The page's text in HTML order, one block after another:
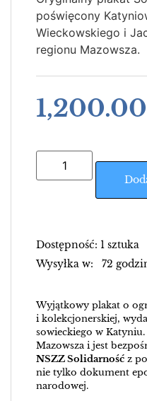
poświęcony
Wieckowskiego i
regionu Mazowsza.
1,200.00
Dostępność: 1 sztuka
Wysyłka w: 72
Wyjątkowy plakat o
i kolekcjonerskiej,
sowieckiego w
Mazowsza i jest
NSZZ Solidarność z
nie tylko dokument
narodowej.